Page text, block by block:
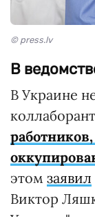
© press.lv
В
В Украине
этом заявил
Виктор